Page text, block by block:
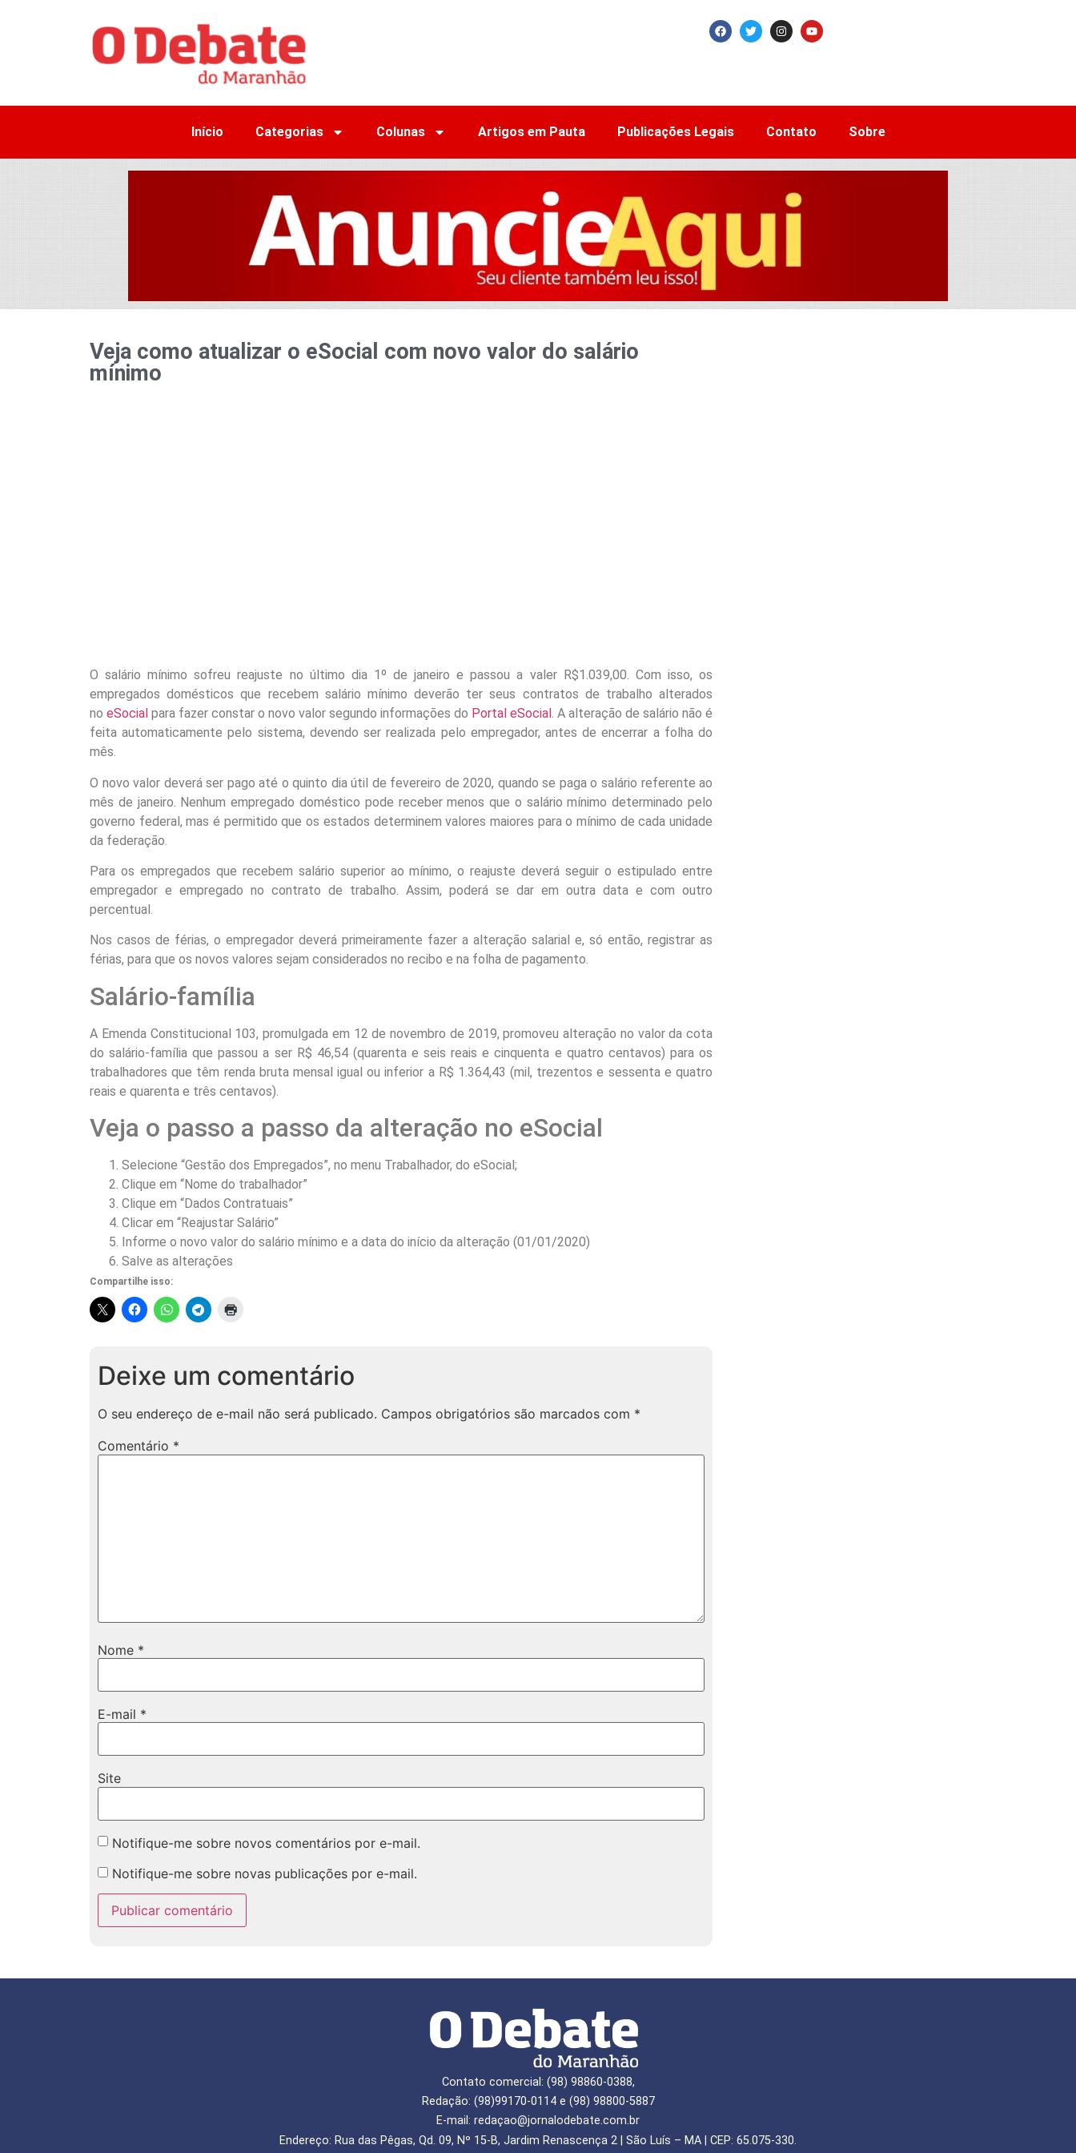
Início Categorias Colunas Artigos em Pauta Publicações Legais Contato Sobre
Veja como atualizar o eSocial com novo valor do salário
mínimo
O salário mínimo sofreu reajuste no último dia 1º de janeiro e passou a valer R$1.039,00. Com isso, os
empregadosdomésticos que recebem salário mínimo deverão ter seus contratos de trabalho alterados
no eSocial para fazer constar o novo valor segundo informações do Portal eSocial . A alteração de salário não é
feita automaticamente pelo sistema, devendo ser realizada pelo empregador, antes de encerrar a folha do
mês.
O novo valor deverá ser pago até o quinto dia útil de fevereiro de 2020, quando se paga o salário referente ao
mês de janeiro . Nenhum empregado doméstico pode receber menos que o salário mínimo determinado pelo
governo federal, mas é permitido que os estados determinem valores maiores para o mínimo de cada unidade
da federação.
Para os empregados que recebem salário superior ao mínimo, o reajuste deverá seguir o estipulado entre
empregador e empregado no contrato de trabalho. Assim, poderá se dar em outra data e com outro
percentual.
Nos casos de férias, o empregador deverá primeiramente fazer a alteração salarial e, só então, registrar as
férias, para que os novos valores sejam considerados no recibo e na folha de pagamento.
Salário-família
A Emenda Constitucional 103, promulgada em 12 de novembro de 2019, promoveu alteração no valor da cota
do salário-família que passou a ser R$ 46,54 (quarenta e seis reais e cinquenta e quatro centavos) para os
trabalhadores que têm renda bruta mensal igual ou inferior a R$ 1.364,43 (mil, trezentos e sessenta e quatro
reais e quarenta e três centavos).
Veja o passo a passo da alteração no eSocial
Selecione “Gestão dos Empregados”, no menu Trabalhador, do eSocial;
Clique em “Nome do trabalhador”
Clique em “Dados Contratuais”
Clicar em “Reajustar Salário”
Informe o novo valor do salário mínimo e a data do início da alteração (01/01/2020)
Salve as alterações
Compartilhe isso:
Deixe um comentário
O seu endereço de e-mail não será publicado. Campos obrigatórios são marcados com *
Comentário *
Nome *
E-mail *
Site
Notifique-me sobre novos comentários por e-mail.
Notifique-me sobre novas publicações por e-mail.
Contato comercial: (98) 98860-0388,
Redação: (98)99170-0114 e (98) 98800-5887
E-mail: redaçao@jornalodebate.com.br
Endereço: Rua das Pêgas, Qd. 09, Nº 15-B, Jardim Renascença 2 | São Luís – MA | CEP: 65.075-330.